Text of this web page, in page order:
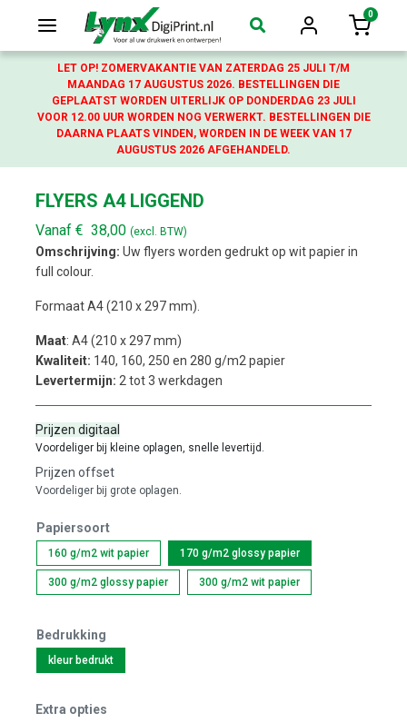
Login
0
LET OP! ZOMERVAKANTIE VAN ZATERDAG 25 JULI T/M
MAANDAG 17 AUGUSTUS 2026. BESTELLINGEN DIE
GEPLAATST WORDEN UITERLIJK OP DONDERDAG 23 JULI
VOOR 12.00 UUR WORDEN NOG VERWERKT. BESTELLINGEN DIE
DAARNA PLAATS VINDEN, WORDEN IN DE WEEK VAN 17
AUGUSTUS 2026 AFGEHANDELD.
FLYERS A4 LIGGEND
Vanaf € 38,00 (excl. BTW)
Omschrijving: Uw flyers worden gedrukt op wit papier in
full colour.
Formaat A4 (210 x 297 mm).
Maat: A4 (210 x 297 mm)
Kwaliteit: 140, 160, 250 en 280 g/m2 papier
Levertermijn: 2 tot 3 werkdagen
Prijzen digitaal
Voordeliger bij kleine oplagen, snelle levertijd.
Prijzen offset
Voordeliger bij grote oplagen.
Papiersoort
160 g/m2 wit papier 170 g/m2 glossy papier
300 g/m2 glossy papier 300 g/m2 wit papier
Bedrukking
kleur bedrukt
Extra opties